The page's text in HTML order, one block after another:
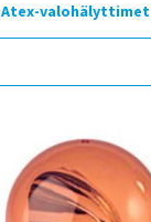
Atex-valohälyttimet